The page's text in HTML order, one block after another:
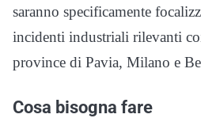
saranno specificamente
incidenti industriali rilevanti
province di Pavia, Milano e
Cosa bisogna fare